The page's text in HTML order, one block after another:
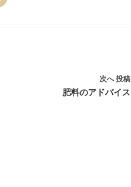
次へ投稿
肥料のアドバイス